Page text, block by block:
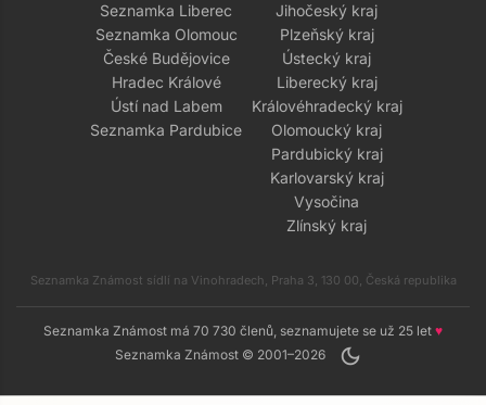
Seznamka Liberec
Seznamka Olomouc
České Budějovice
Hradec Králové
Ústí nad Labem
Seznamka Pardubice
Jihočeský kraj
Plzeňský kraj
Ústecký kraj
Liberecký kraj
Královéhradecký kraj
Olomoucký kraj
Pardubický kraj
Karlovarský kraj
Vysočina
Zlínský kraj
Seznamka Známost sídlí na Vinohradech, Praha 3, 130 00, Česká republika
Seznamka Známost má 70 730 členů, seznamujete se už 25 let ♥
Seznamka Známost © 2001–2026
dark_mode